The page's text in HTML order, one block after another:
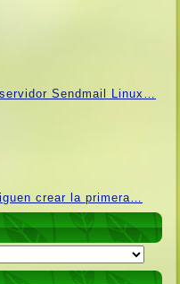
Sendmail Linux…
crear la primera…